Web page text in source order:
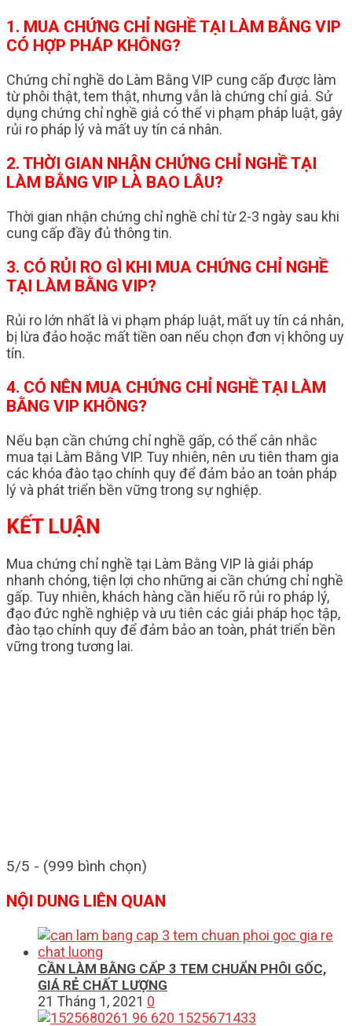
1. MUA CHỨNG CHỈ NGHỀ TẠI LÀM BẰNG VIP
CÓ HỢP PHÁP KHÔNG?
Chứng chỉ nghề do Làm Bằng VIP cung cấp được làm
từ phôi thật, tem thật, nhưng vẫn là chứng chỉ giả. Sử
dụng chứng chỉ nghề giả có thể vi phạm pháp luật, gây
rủi ro pháp lý và mất uy tín cá nhân.
2. THỜI GIAN NHẬN CHỨNG CHỈ NGHỀ TẠI
LÀM BẰNG VIP LÀ BAO LÂU?
Thời gian nhận chứng chỉ nghề chỉ từ 2-3 ngày sau khi
cung cấp đầy đủ thông tin.
3. CÓ RỦI RO GÌ KHI MUA CHỨNG CHỈ NGHỀ
TẠI LÀM BẰNG VIP?
Rủi ro lớn nhất là vi phạm pháp luật, mất uy tín cá nhân,
bị lừa đảo hoặc mất tiền oan nếu chọn đơn vị không uy
tín.
4. CÓ NÊN MUA CHỨNG CHỈ NGHỀ TẠI LÀM
BẰNG VIP KHÔNG?
Nếu bạn cần chứng chỉ nghề gấp, có thể cân nhắc
mua tại Làm Bằng VIP. Tuy nhiên, nên ưu tiên tham gia
các khóa đào tạo chính quy để đảm bảo an toàn pháp
lý và phát triển bền vững trong sự nghiệp.
KẾT LUẬN
Mua chứng chỉ nghề tại Làm Bằng VIP là giải pháp
nhanh chóng, tiện lợi cho những ai cần chứng chỉ nghề
gấp. Tuy nhiên, khách hàng cần hiểu rõ rủi ro pháp lý,
đạo đức nghề nghiệp và ưu tiên các giải pháp học tập,
đào tạo chính quy để đảm bảo an toàn, phát triển bền
vững trong tương lai.
5/5 - (999 bình chọn)
NỘI DUNG LIÊN QUAN
CẦN LÀM BẰNG CẤP 3 TEM CHUẨN PHÔI GỐC,
GIÁ RẺ CHẤT LƯỢNG
21 Tháng 1, 2021 0